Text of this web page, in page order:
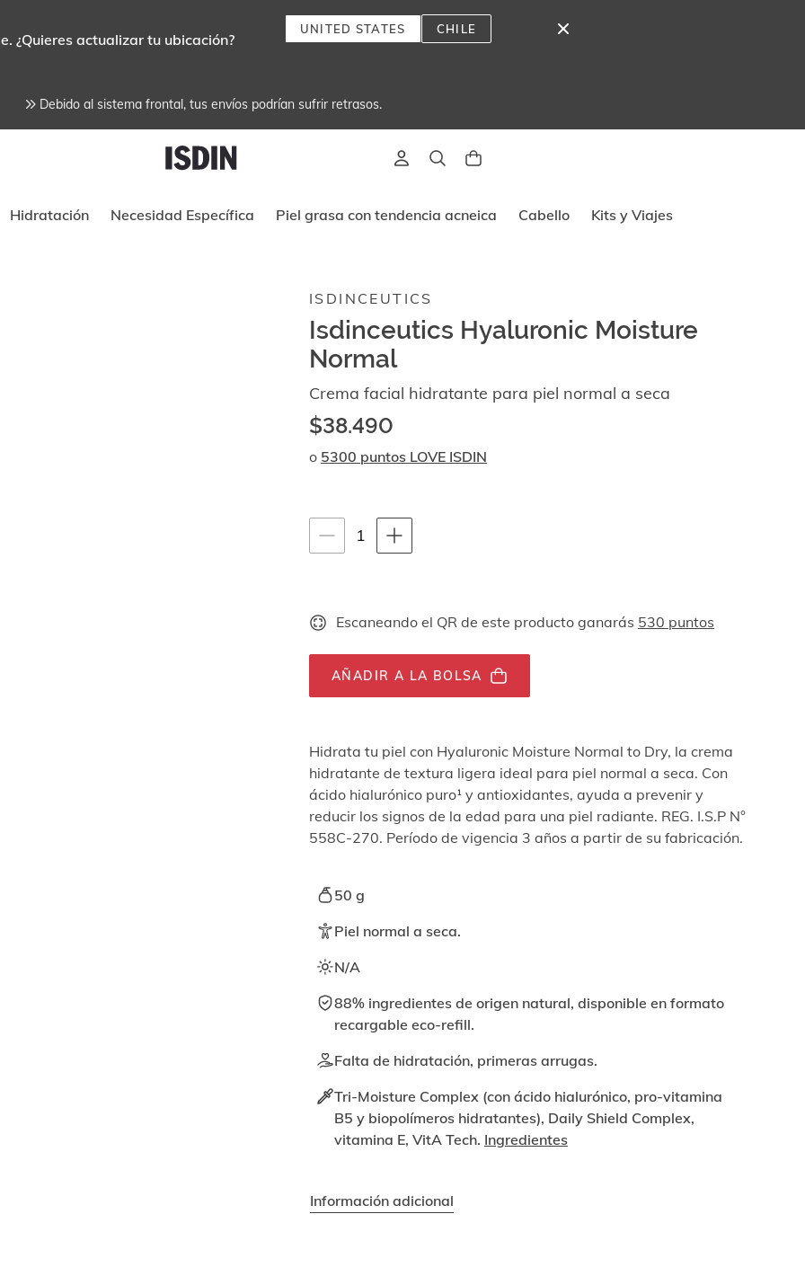
¿Quieres actualizar tu ubicación?
UNITED STATES CHILE
Debido al sistema frontal, tus envíos podrían sufrir retrasos.
Instrucciones de navegación por teclado
Hidratación Necesidad Específica Piel grasa con tendencia acneica Cabello Kits y Viajes
ISDINCEUTICS
Isdinceutics Hyaluronic Moisture
Normal
Crema facial hidratante para piel normal a seca
$38.490
o 5300 puntos LOVE ISDIN
Instrucciones de navegación por teclado
1
unidades
Escaneando el QR de este producto ganarás 530 puntos
AÑADIR A LA BOLSA
Hidrata tu piel con Hyaluronic Moisture Normal to Dry, la crema
hidratante de textura ligera ideal para piel normal a seca. Con
ácido hialurónico puro¹ y antioxidantes, ayuda a prevenir y
reducir los signos de la edad para una piel radiante. REG. I.S.P N°
558C-270. Período de vigencia 3 años a partir de su fabricación.
50 g
Piel normal a seca.
N/A
88% ingredientes de origen natural, disponible en formato
recargable eco-refill.
Falta de hidratación, primeras arrugas.
Tri-Moisture Complex (con ácido hialurónico, pro-vitamina
B5 y biopolímeros hidratantes), Daily Shield Complex,
vitamina E, VitA Tech. Ingredientes
Información adicional